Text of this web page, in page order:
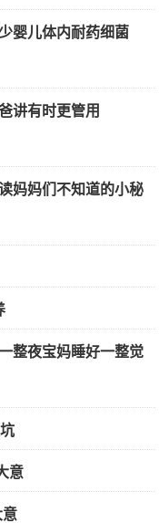
婴儿体内耐药细菌
讲有时更管用
妈妈们不知道的小秘
整夜宝妈睡好一整觉
意
意